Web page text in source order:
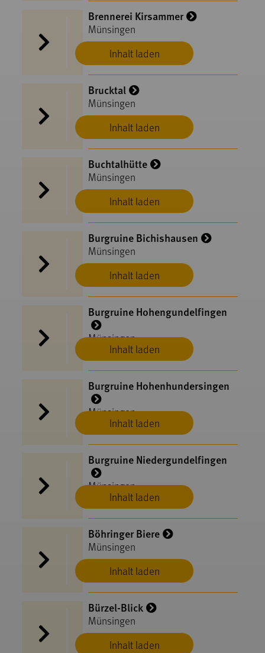
Inhalt laden
Brennerei Kirsammer
Münsingen
Inhalt laden
Brucktal
Münsingen
Inhalt laden
Buchtalhütte
Münsingen
Inhalt laden
Burgruine Bichishausen
Münsingen
Inhalt laden
Burgruine Hohengundelfingen
Münsingen
Inhalt laden
Burgruine Hohenhundersingen
Münsingen
Inhalt laden
Burgruine Niedergundelfingen
Münsingen
Inhalt laden
Böhringer Biere
Münsingen
Inhalt laden
Bürzel-Blick
Münsingen